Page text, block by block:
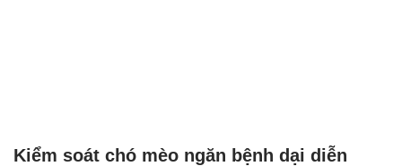
Kiểm soát chó mèo ngăn bệnh dại diễn